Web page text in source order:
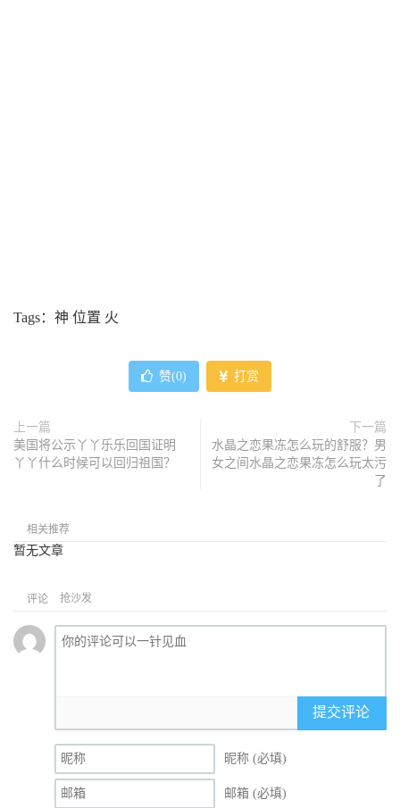
Tags：神 位置 火
赞(0) 打赏
上一篇
美国将公示丫丫乐乐回国证明
丫丫什么时候可以回归祖国？
下一篇
水晶之恋果冻怎么玩的舒服？男
女之间水晶之恋果冻怎么玩太污
了
相关推荐
暂无文章
评论 抢沙发
提交评论
昵称 (必填)
邮箱 (必填)